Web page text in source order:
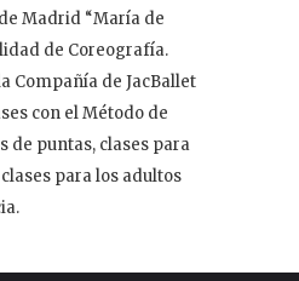
Madrid “María de
de Coreografía.
Compañía de JacBallet
con el Método de
de puntas, clases para
para los adultos